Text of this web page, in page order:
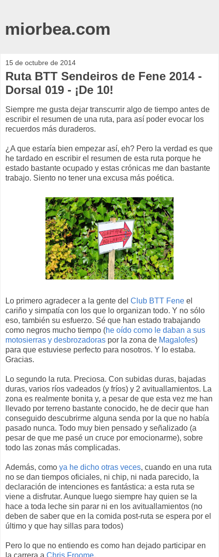
miorbea.com
15 de octubre de 2014
Ruta BTT Sendeiros de Fene 2014 -
Dorsal 019 - ¡De 10!
Siempre me gusta dejar transcurrir algo de tiempo antes de
escribir el resumen de una ruta, para así poder evocar los
recuerdos más duraderos.
¿A que estaría bien empezar así, eh? Pero la verdad es que
he tardado en escribir el resumen de esta ruta porque he
estado bastante ocupado y estas crónicas me dan bastante
trabajo. Siento no tener una excusa más poética.
Lo primero agradecer a la gente del Club BTT Fene el
cariño y simpatía con los que lo organizan todo. Y no sólo
eso, también su esfuerzo. Sé que han estado trabajando
como negros mucho tiempo (he oído como le daban a sus
motosierras y desbrozadoras por la zona de Magalofes)
para que estuviese perfecto para nosotros. Y lo estaba.
Gracias.
Lo segundo la ruta. Preciosa. Con subidas duras, bajadas
duras, varios ríos vadeados (y fríos) y 2 avituallamientos. La
zona es realmente bonita y, a pesar de que esta vez me han
llevado por terreno bastante conocido, he de decir que han
conseguido descubrirme alguna senda por la que no había
pasado nunca. Todo muy bien pensado y señalizado (a
pesar de que me pasé un cruce por emocionarme), sobre
todo las zonas más complicadas.
Además, como ya he dicho otras veces, cuando en una ruta
no se dan tiempos oficiales, ni chip, ni nada parecido, la
declaración de intenciones es fantástica: a esta ruta se
viene a disfrutar. Aunque luego siempre hay quien se la
hace a toda leche sin parar ni en los avituallamientos (no
deben de saber que en la comida post-ruta se espera por el
último y que hay sillas para todos)
Pero lo que no entiendo es como han dejado participar en
la carrera a Chris Froome.